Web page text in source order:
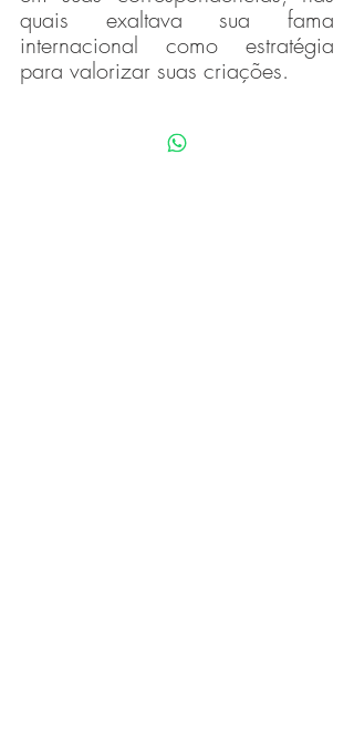
quais exaltava sua fama
internacional como estratégia
para valorizar suas criações.